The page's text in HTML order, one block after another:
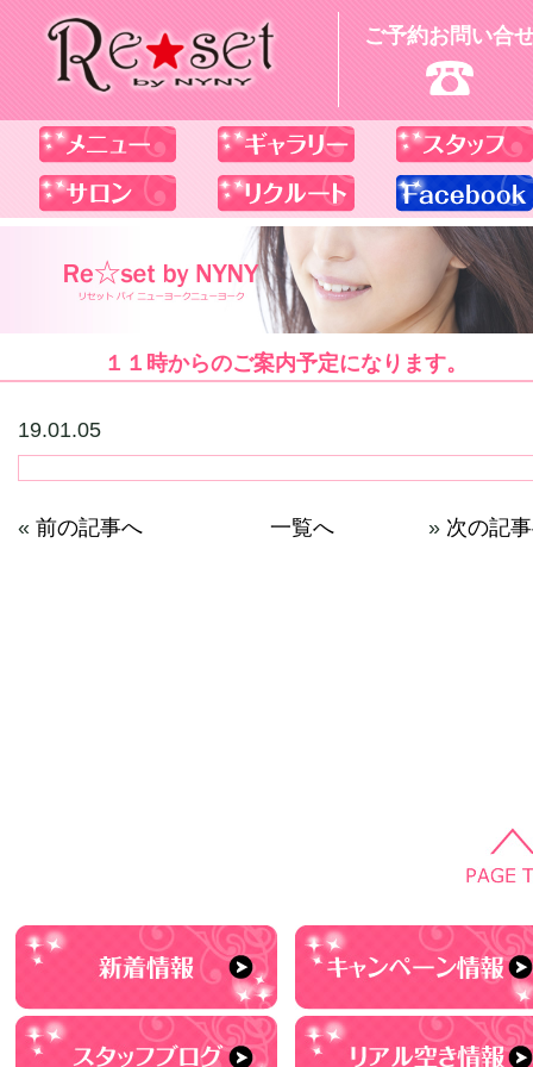
ご予約お問い合
１１時からのご案内予定になります。
19.01.05
« 前の記事へ 一覧へ » 次の記